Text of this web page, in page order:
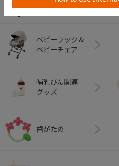
ベビーカー
ベビーラック＆
ベビーチェア
哺乳びん関連
グッズ
歯がため